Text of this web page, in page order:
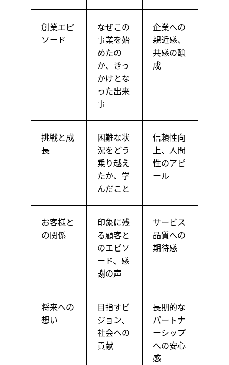
創業エピ
ソード
なぜこの
事業を始
めたの
か、きっ
かけとな
った出来
事
企業への
親近感、
共感の醸
成
挑戦と成
長
困難な状
況をどう
乗り越え
たか、学
んだこと
信頼性向
上、人間
性のアピ
ール
お客様と
の関係
印象に残
る顧客と
のエピソ
ード、感
謝の声
サービス
品質への
期待感
将来への
想い
目指すビ
ジョン、
社会への
貢献
長期的な
パートナ
ーシップ
への安心
感